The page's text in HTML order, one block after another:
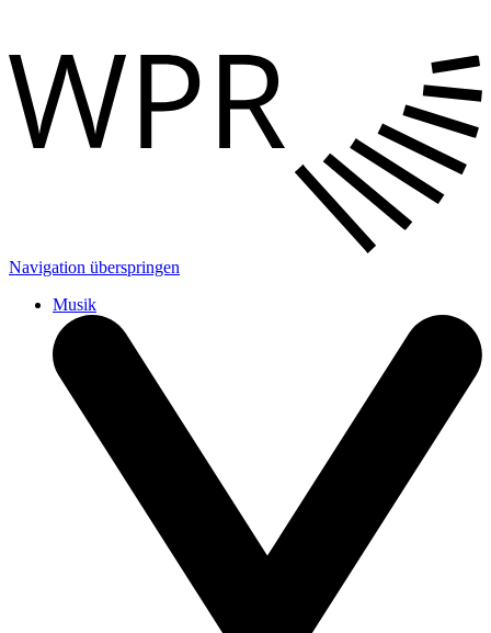
Navigation überspringen
Musik